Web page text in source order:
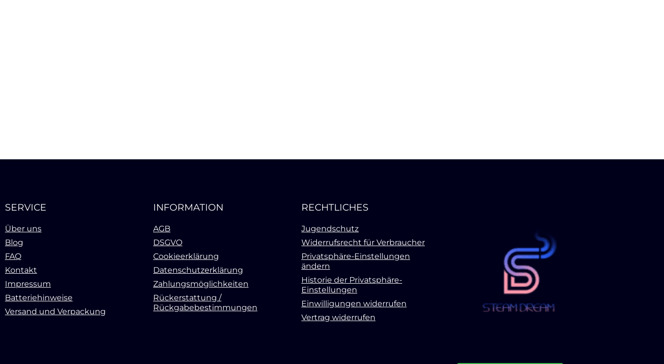
SERVICE
Über uns
Blog
FAQ
Kontakt
Impressum
Batteriehinweise
Versand und Verpackung
INFORMATION
AGB
DSGVO
Cookieerklärung
Datenschutzerklärung
Zahlungsmöglichkeiten
Rückerstattung /
Rückgabebestimmungen
RECHTLICHES
Jugendschutz
Widerrufsrecht für Verbraucher
Privatsphäre-Einstellungen
ändern
Historie der Privatsphäre-
Einstellungen
Einwilligungen widerrufen
Vertrag widerrufen